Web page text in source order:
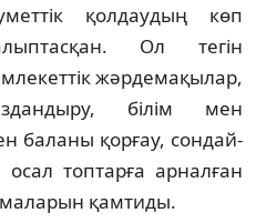
қолдаудың көп
Ол тегін
жәрдемақылар,
білім мен
баланы қорғау, сондай-
осал топтарға арналған
қамтиды.